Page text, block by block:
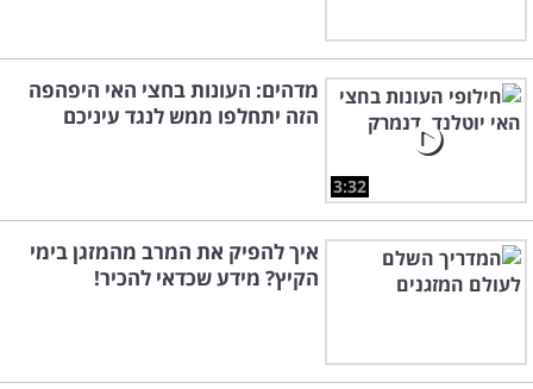
3:32
מדהים: העונות בחצי האי היפהפה
הזה יתחלפו ממש לנגד עיניכם
איך להפיק את המרב מהמזגן בימי
הקיץ? מידע שכדאי להכיר!